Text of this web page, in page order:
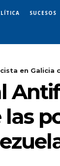
SUCESOS
en